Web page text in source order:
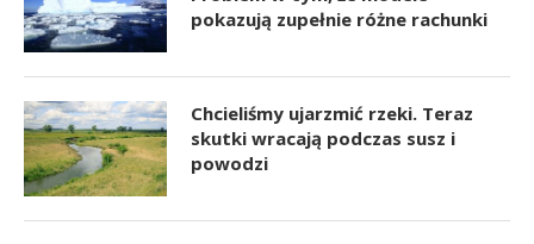
pokazują zupełnie różne rachunki
Chcieliśmy ujarzmić rzeki. Teraz
skutki wracają podczas susz i
powodzi